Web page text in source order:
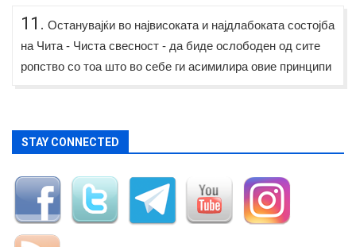
11. Останувајќи во највисоката и најдлабоката состојба
на Чита - Чиста свесност - да биде ослободен од сите
ропство со тоа што во себе ги асимилира овие принципи
STAY CONNECTED